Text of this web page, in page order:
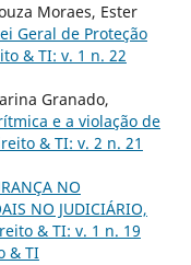
Moraes, Ester
Geral de Proteção
& TI: v. 1 n. 22
Granado,
e a violação de
& TI: v. 2 n. 21
NO
NO JUDICIÁRIO,
& TI: v. 1 n. 19
& TI